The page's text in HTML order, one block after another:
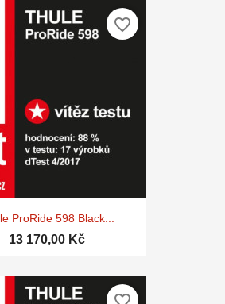
ProRide 598 Black...
13 170,00 Kč
favorite_border